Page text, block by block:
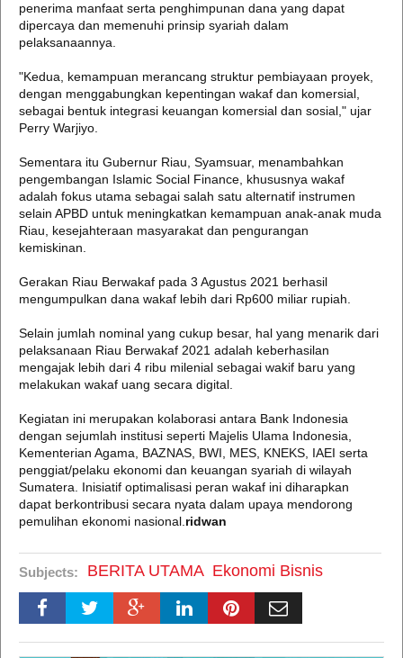
penerima manfaat serta penghimpunan dana yang dapat
dipercaya dan memenuhi prinsip syariah dalam
pelaksanaannya.
"Kedua, kemampuan merancang struktur pembiayaan proyek,
dengan menggabungkan kepentingan wakaf dan komersial,
sebagai bentuk integrasi keuangan komersial dan sosial," ujar
Perry Warjiyo.
Sementara itu Gubernur Riau, Syamsuar, menambahkan
pengembangan Islamic Social Finance, khususnya wakaf
adalah fokus utama sebagai salah satu alternatif instrumen
selain APBD untuk meningkatkan kemampuan anak-anak muda
Riau, kesejahteraan masyarakat dan pengurangan
kemiskinan.
Gerakan Riau Berwakaf pada 3 Agustus 2021 berhasil
mengumpulkan dana wakaf lebih dari Rp600 miliar rupiah.
Selain jumlah nominal yang cukup besar, hal yang menarik dari
pelaksanaan Riau Berwakaf 2021 adalah keberhasilan
mengajak lebih dari 4 ribu milenial sebagai wakif baru yang
melakukan wakaf uang secara digital.
Kegiatan ini merupakan kolaborasi antara Bank Indonesia
dengan sejumlah institusi seperti Majelis Ulama Indonesia,
Kementerian Agama, BAZNAS, BWI, MES, KNEKS, IAEI serta
penggiat/pelaku ekonomi dan keuangan syariah di wilayah
Sumatera. Inisiatif optimalisasi peran wakaf ini diharapkan
dapat berkontribusi secara nyata dalam upaya mendorong
pemulihan ekonomi nasional. ridwan
Subjects: BERITA UTAMA Ekonomi Bisnis